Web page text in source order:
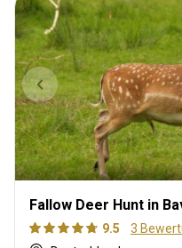
Fallow Deer Hunt in
9.5
3